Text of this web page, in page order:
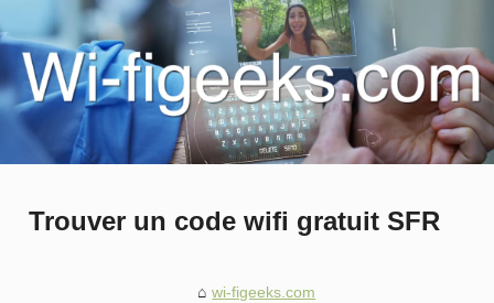
Trouver un code wifi gratuit SFR
wi-figeeks.com